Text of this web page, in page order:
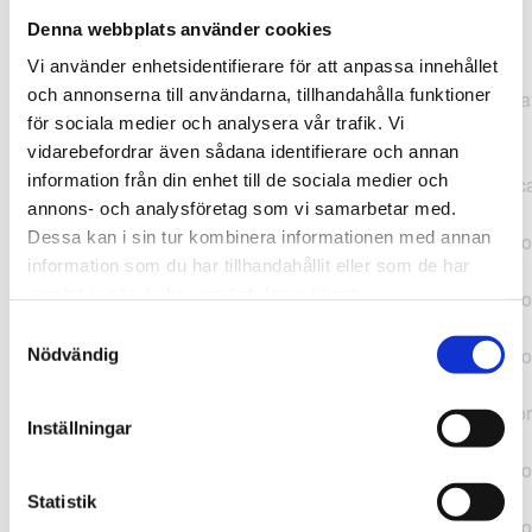
Denna webbplats använder cookies
Vi använder enhetsidentifierare för att anpassa innehållet
och annonserna till användarna, tillhandahålla funktioner
för sociala medier och analysera vår trafik. Vi
vidarebefordrar även sådana identifierare och annan
information från din enhet till de sociala medier och
annons- och analysföretag som vi samarbetar med.
Dessa kan i sin tur kombinera informationen med annan
information som du har tillhandahållit eller som de har
Nödvändig
Inställningar
Statistik
TypeError: "".concat(...).concat(...).replaceAll is not a
function at
https://webshop.pressbyran.se/_next/static/chunks/pages/
b1763451a2186f9e.js:1:11050 at Array.map
(<anonymous>) at K
(https://webshop.pressbyran.se/_next/static/chunks/pages/
b1763451a2186f9e.js:1:10836) at lk
(https://webshop.pressbyran.se/_next/static/chunks/
b241200379730ac0.js:1:129835) at i
(https://webshop.pressbyran.se/_next/static/chunks/
(https://webshop.pressbyran.se/_next/static/chunks/
https://webshop.pressbyran.se/_next/static/chunks/
b241200379730ac0.js:1:167872 at uI
(https://webshop.pressbyran.se/_next/static/chunks/
b241200379730ac0.js:1:167879) at uE
(https://webshop.pressbyran.se/_next/static/chunks/